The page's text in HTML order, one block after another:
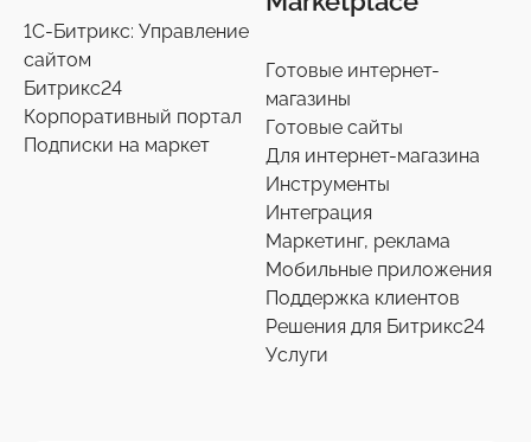
1С-Битрикс: Управление
сайтом
Битрикс24
Корпоративный портал
Подписки на маркет
Готовые интернет-
магазины
Готовые сайты
Для интернет-магазина
Инструменты
Интеграция
Маркетинг, реклама
Мобильные приложения
Поддержка клиентов
Решения для Битрикс24
Услуги